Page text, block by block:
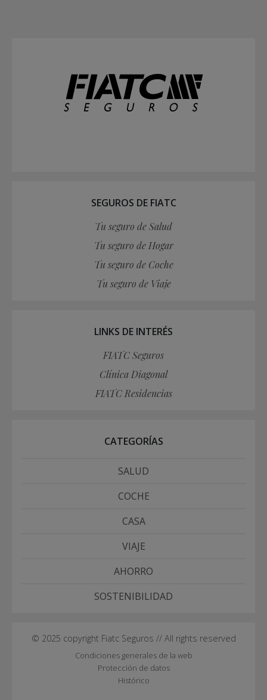
SEGUROS DE FIATC
Tu seguro de Salud
Tu seguro de Hogar
Tu seguro de Coche
Tu seguro de Viaje
LINKS DE INTERÉS
FIATC Seguros
Clínica Diagonal
FIATC Residencias
CATEGORÍAS
SALUD
COCHE
CASA
VIAJE
AHORRO
SOSTENIBILIDAD
© 2025 copyright Fiatc Seguros // All rights reserved
Condiciones generales de la web
Protección de datos
Histórico